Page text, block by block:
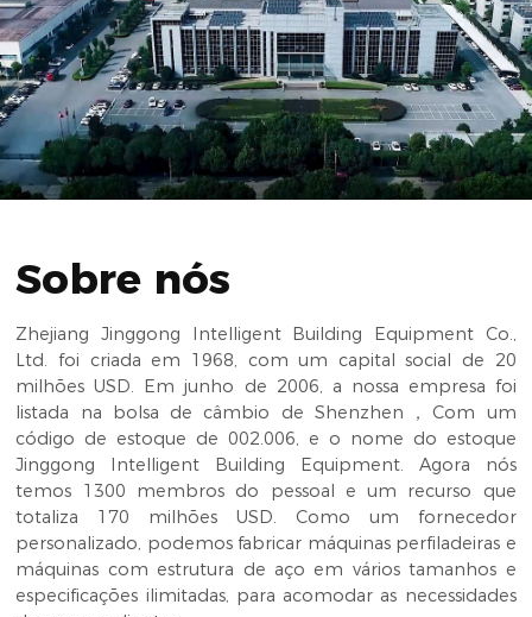
Sobre nós
Zhejiang Jinggong Intelligent Building Equipment Co.,
Ltd. foi criada em 1968, com um capital social de 20
milhões USD. Em junho de 2006, a nossa empresa foi
listada na bolsa de câmbio de Shenzhen，Com um
código de estoque de 002.006, e o nome do estoque
Jinggong Intelligent Building Equipment. Agora nós
temos 1300 membros do pessoal e um recurso que
totaliza 170 milhões USD. Como um fornecedor
personalizado, podemos fabricar máquinas perfiladeiras e
máquinas com estrutura de aço em vários tamanhos e
especificações ilimitadas, para acomodar as necessidades